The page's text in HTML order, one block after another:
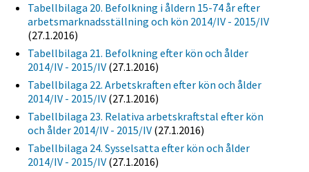
Tabellbilaga 20. Befolkning i åldern 15-74 år efter
arbetsmarknadsställning och kön 2014/IV - 2015/IV
(27.1.2016)
Tabellbilaga 21. Befolkning efter kön och ålder
2014/IV - 2015/IV (27.1.2016)
Tabellbilaga 22. Arbetskraften efter kön och ålder
2014/IV - 2015/IV (27.1.2016)
Tabellbilaga 23. Relativa arbetskraftstal efter kön
och ålder 2014/IV - 2015/IV (27.1.2016)
Tabellbilaga 24. Sysselsatta efter kön och ålder
2014/IV - 2015/IV (27.1.2016)